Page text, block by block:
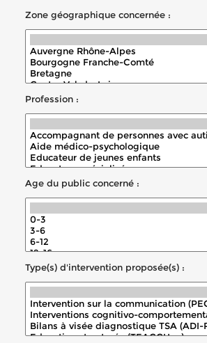
Zone géographique concernée :
Profession :
Age du public concerné :
Type(s) d'intervention proposée(s) :